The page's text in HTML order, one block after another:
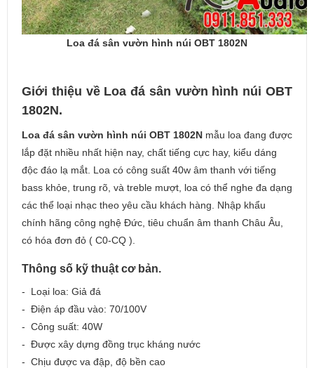
Loa đá sân vườn hình núi OBT 1802N
Giới thiệu về Loa đá sân vườn hình núi OBT
1802N.
Loa đá sân vườn hình núi OBT 1802N mẫu loa đang được
lắp đặt nhiều nhất hiện nay, chất tiếng cực hay, kiểu dáng
độc đáo lạ mắt. Loa có công suất 40w âm thanh với tiếng
bass khỏe, trung rõ, và treble mượt, loa có thể nghe đa dạng
các thể loại nhạc theo yêu cầu khách hàng. Nhập khẩu
chính hãng công nghệ Đức, tiêu chuẩn âm thanh Châu Âu,
có hóa đơn đỏ ( C0-CQ ).
Thông số kỹ thuật cơ bản.
- Loại loa: Giả đá
- Điện áp đầu vào: 70/100V
- Công suất: 40W
- Được xây dựng đồng trục kháng nước
- Chịu được va đập, độ bền cao